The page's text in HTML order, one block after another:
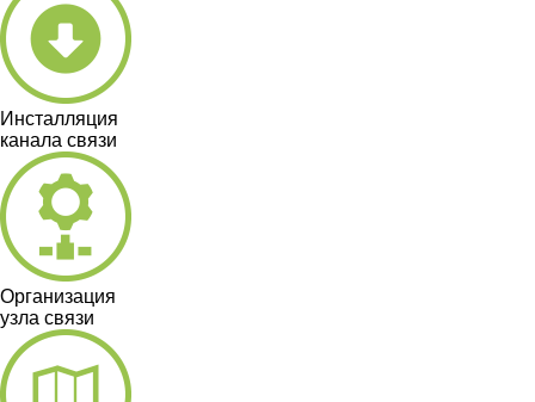
Инсталляция
канала связи
Организация
узла связи